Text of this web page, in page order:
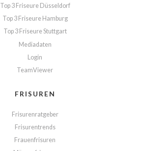
Top 3 Friseure Düsseldorf
Top 3 Friseure Hamburg
Top 3 Friseure Stuttgart
Mediadaten
Login
TeamViewer
FRISUREN
Frisurenratgeber
Frisurentrends
Frauenfrisuren